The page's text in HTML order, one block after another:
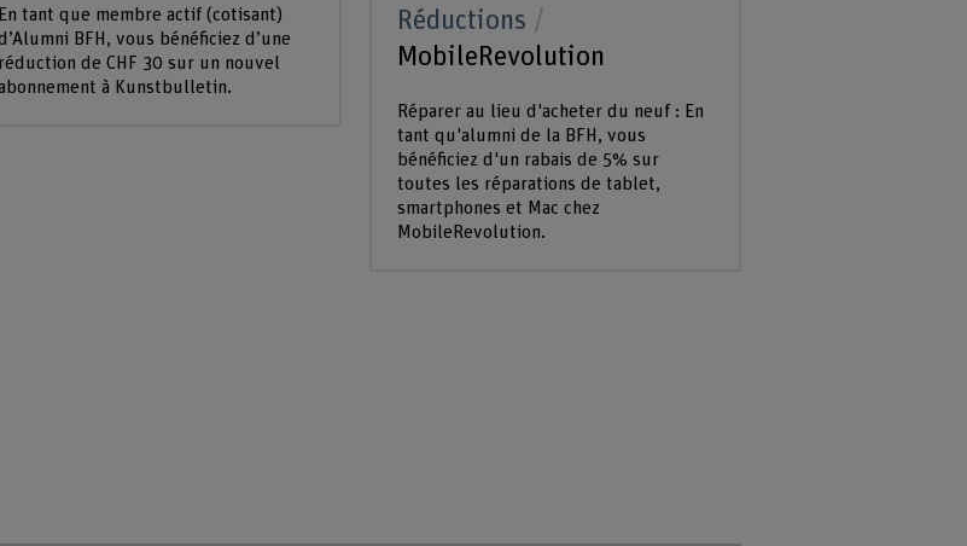
En tant que membre actif (cotisant)
BFH, vous bénéficiez d’une
réduction de CHF 30 sur un nouvel
à Kunstbulletin.
Réductions
MobileRevolution
Réparer au lieu d'acheter du neuf : En
tant qu'alumni de la BFH, vous
bénéficiez d'un rabais de 5% sur
toutes les réparations de tablet,
smartphones et Mac chez
MobileRevolution.